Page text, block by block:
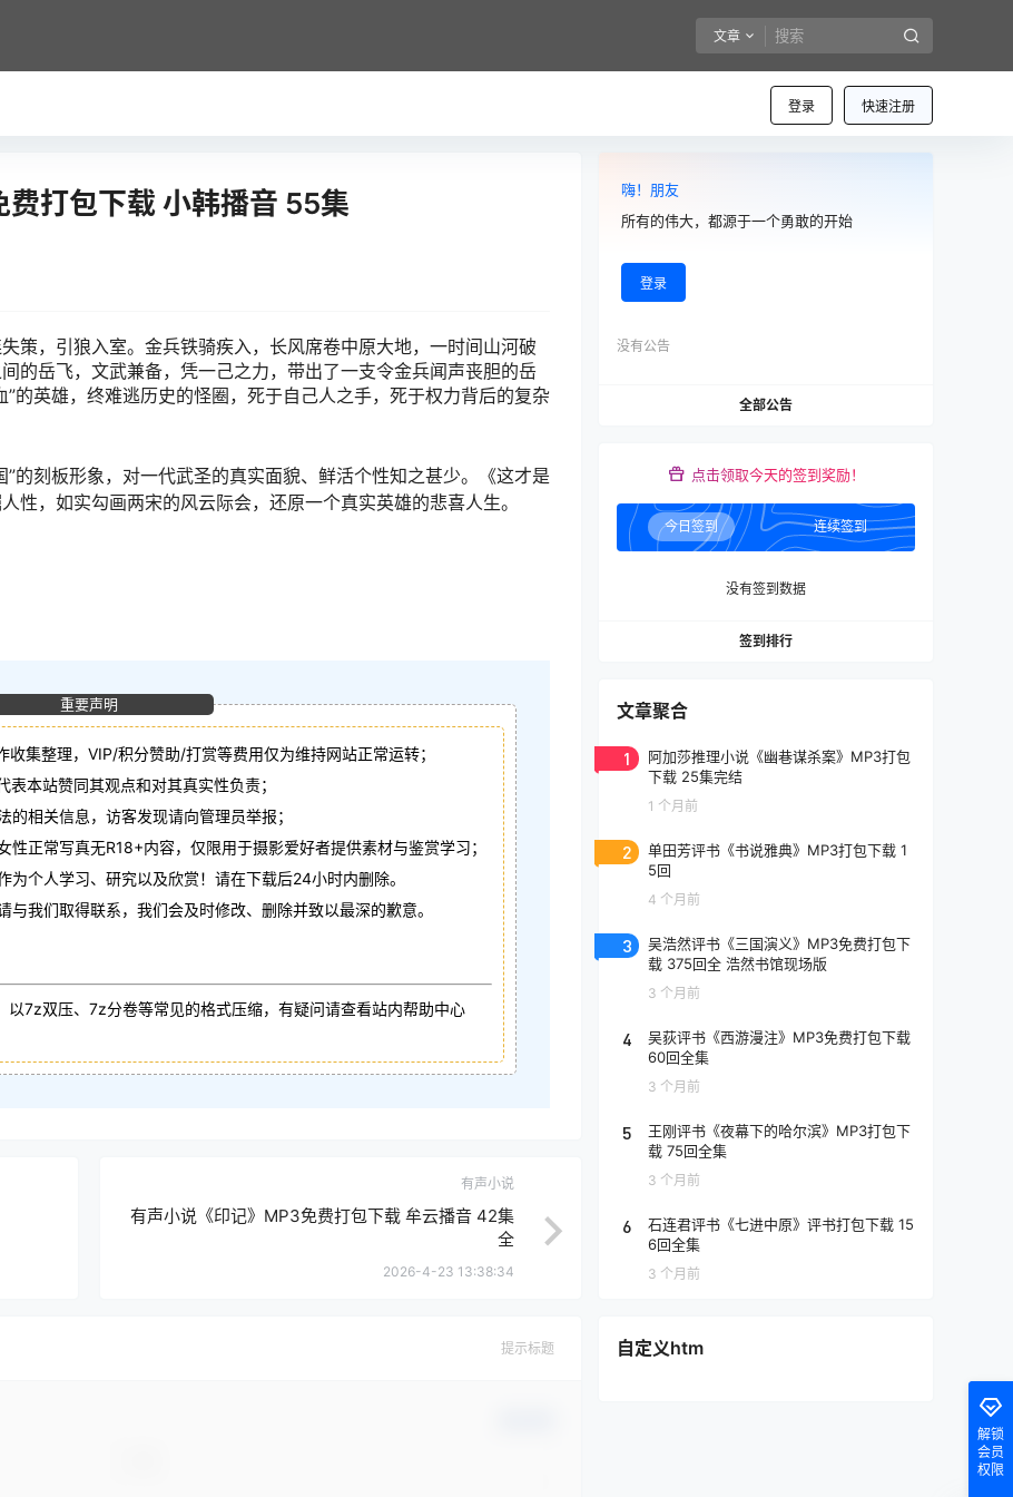
文章
登录 快速注册
打包下载 小韩播音 55集
策，引狼入室。金兵铁骑疾入，长风席卷中原大地，一时间山河破
的岳飞，文武兼备，凭一己之力，带出了一支令金兵闻声丧胆的岳
的英雄，终难逃历史的怪圈，死于自己人之手，死于权力背后的复杂
的刻板形象，对一代武圣的真实面貌、鲜活个性知之甚少。《这才是
性，如实勾画两宋的风云际会，还原一个真实英雄的悲喜人生。
重要声明
集整理，VIP/积分赞助/打赏等费用仅为维持网站正常运转；
本站赞同其观点和对其真实性负责；
相关信息，访客发现请向管理员举报；
正常写真无R18+内容，仅限用于摄影爱好者提供素材与鉴赏学习；
个人学习、研究以及欣赏！请在下载后24小时内删除。
我们取得联系，我们会及时修改、删除并致以最深的歉意。
以7z双压、7z分卷等常见的格式压缩，有疑问请查看站内帮助中心
有声小说
有声小说《印记》MP3免费打包下载 牟云播音 42集
全
2026-4-23 13:38:34
提示标题
嗨！朋友
所有的伟大，都源于一个勇敢的开始
登录
没有公告
全部公告
点击领取今天的签到奖励！
今日签到 连续签到
没有签到数据
签到排行
文章聚合
1
阿加莎推理小说《幽巷谋杀案》MP3打包
下载 25集完结
1 个月前
2
单田芳评书《书说雅典》MP3打包下载 1
5回
4 个月前
3
吴浩然评书《三国演义》MP3免费打包下
载 375回全 浩然书馆现场版
3 个月前
4
吴荻评书《西游漫注》MP3免费打包下载
60回全集
3 个月前
5
王刚评书《夜幕下的哈尔滨》MP3打包下
载 75回全集
3 个月前
6
石连君评书《七进中原》评书打包下载 15
6回全集
3 个月前
自定义htm
解锁
会员
权限